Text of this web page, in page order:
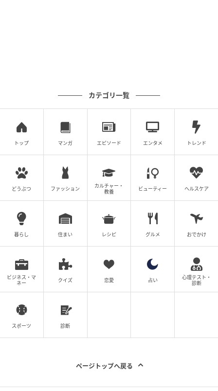
カテゴリ一覧
トップ マンガ エピソード エンタメ トレンド
どうぶつ ファッション
カルチャー・
教養
ビューティー ヘルスケア
暮らし 住まい レシピ グルメ おでかけ
ビジネス・マ
ネー
クイズ 恋愛 占い
心理テスト・
診断
スポーツ 診断
ページトップへ戻る